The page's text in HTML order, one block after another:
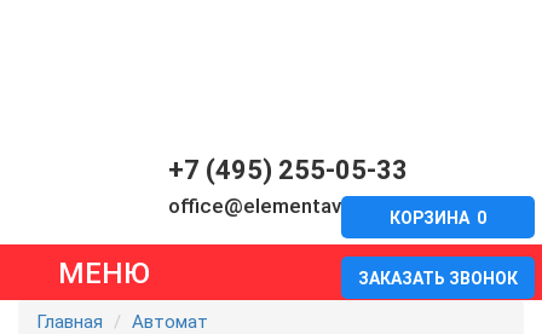
+7 (495) 255-05-33
office@elementavia.ru
ЗАКАЗАТЬ ЗВОНОК
КОРЗИНА 0
МЕНЮ
Главная Автомат